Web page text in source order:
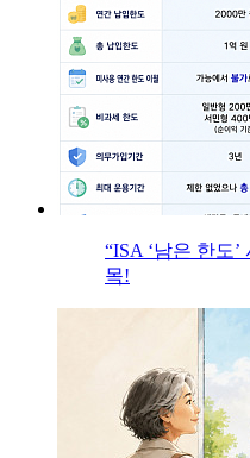
“ISA ‘남은 한도
목!